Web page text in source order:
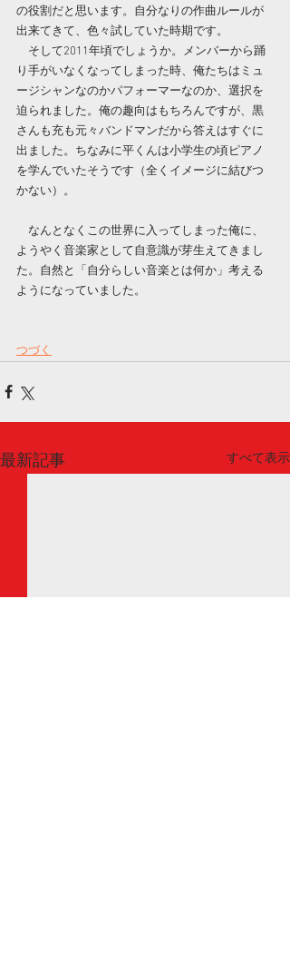
の役割だと思います。自分なりの作曲ルールが
出来てきて、色々試していた時期です。
そして2011年頃でしょうか。メンバーから踊
り手がいなくなってしまった時、俺たちはミュ
ージシャンなのかパフォーマーなのか、選択を
迫られました。俺の趣向はもちろんですが、黒
さんも充も元々バンドマンだから答えはすぐに
出ました。ちなみに平くんは小学生の頃ピアノ
を学んでいたそうです（全くイメージに結びつ
かない）。
なんとなくこの世界に入ってしまった俺に、
ようやく音楽家として自意識が芽生えてきまし
た。自然と「自分らしい音楽とは何か」考える
ようになっていました。
つづく
最新記事 すべて表示